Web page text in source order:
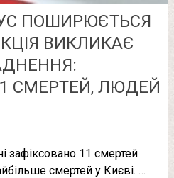
ПОШИРЮЄТЬСЯ
ВИКЛИКАЄ
СМEРТEЙ, ЛЮДЕЙ
зафіксовано 11 смертей
смертей у Києві. …